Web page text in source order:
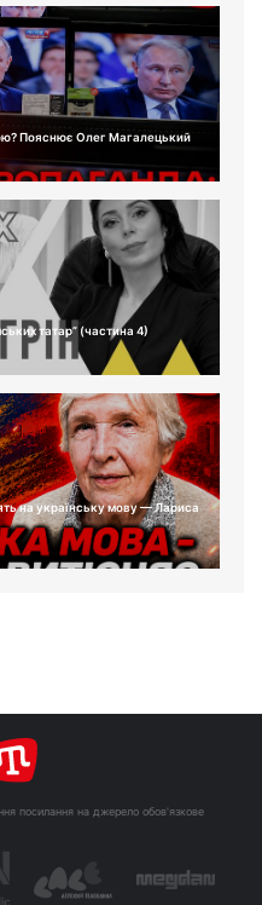
Пояснює Олег Магалецький
татар” (частина 4)
на українську мову — Лариса
посилання на джерело обов'язкове